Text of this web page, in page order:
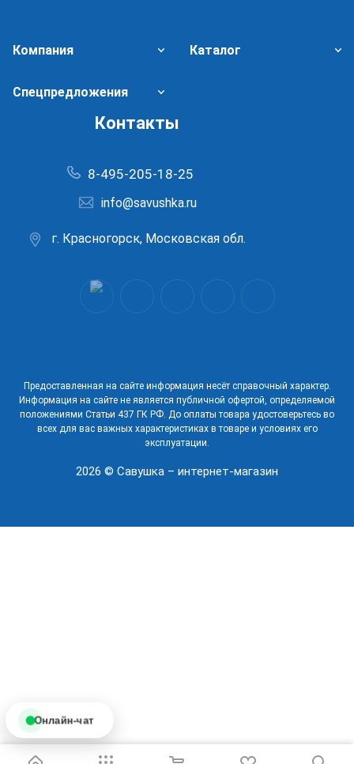
Компания Каталог
Спецпредложения
Контакты
8-495-205-18-25
info@savushka.ru
г. Красногорск, Московская обл.
Предоставленная на сайте информация несёт справочный характер.
Информация на сайте не является публичной офертой, определяемой
положениями Статьи 437 ГК РФ. До оплаты товара удостоверьтесь во
всех для вас важных характеристиках в товаре и условиях его
эксплуатации.
2026 © Савушка – интернет-магазин
Онлайн-чат